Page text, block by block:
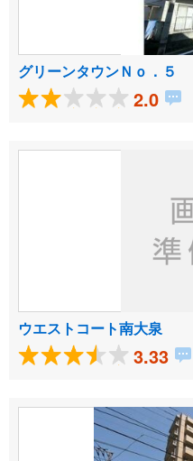
グリーンタウンＮｏ．５
2.0
ウエストコート南大泉
3.33